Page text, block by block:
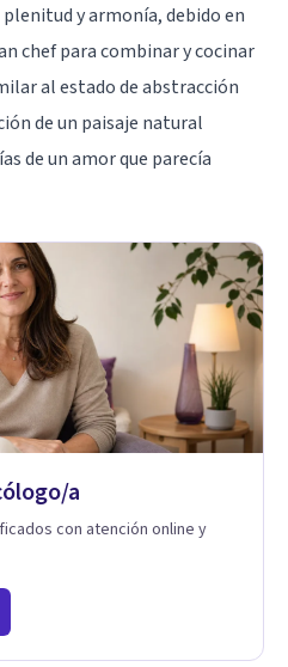
plenitud y armonía, debido en
chef para combinar y cocinar
al estado de abstracción
de un paisaje natural
de un amor que parecía
a
con atención online y